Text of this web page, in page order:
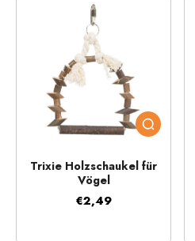
Trixie Holzschaukel für
Vögel
€2,49